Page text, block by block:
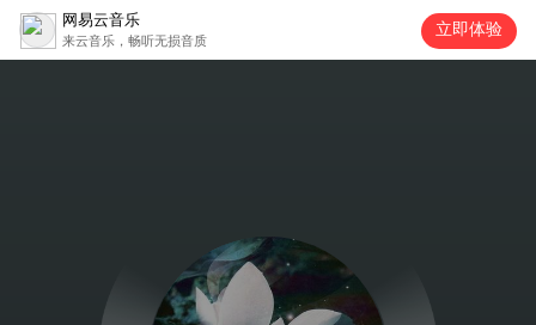
网易云音乐
来云音乐，畅听无损音质
立即体验